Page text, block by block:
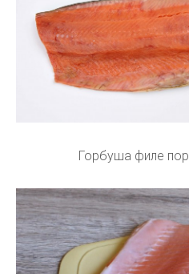
Горбуша филе